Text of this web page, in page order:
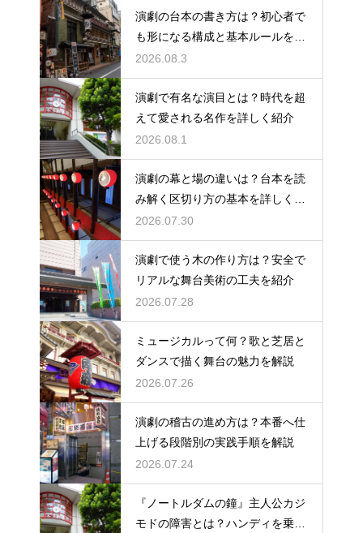
演劇の台本の書き方は？初心者で
も形になる構成と基本ルールを解
説
2026.08.3
演劇で有名な演目とは？時代を超
えて愛される名作を詳しく紹介
2026.08.1
演劇の幕と場の違いは？台本を読
み解く区切り方の基本を詳しく解
説
2026.07.30
演劇で使う木の作り方は？安全で
リアルな舞台美術の工夫を紹介
2026.07.28
ミュージカルって何？歌と芝居と
ダンスで描く舞台の魅力を解説
2026.07.26
演劇の稽古の進め方は？本番へ仕
上げる段階別の実践手順を解説
2026.07.24
『ノートルダムの鐘』主人公カジ
モドの障害とは？ハンディを乗り